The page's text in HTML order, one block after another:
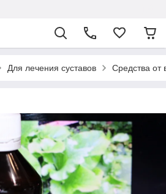
Для лечения суставов Средства от